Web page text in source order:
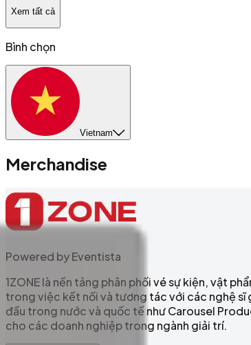
Xem tất cả
Bình chọn
Vietnam
Merchandise
Powered by Eventista
1ZONE là nền tảng phân phối vé sự kiện, vật
trong việc kết nối và tương tác với các nghệ sĩ
đầu trong nước và quốc tế như Carousel
cho các doanh nghiệp trong ngành giải trí.